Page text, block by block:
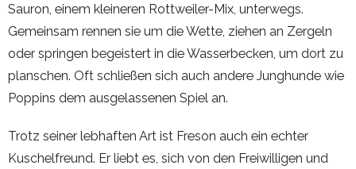
Sauron, einem kleineren Rottweiler-Mix, unterwegs.
Gemeinsam rennen sie um die Wette, ziehen an Zergeln
oder springen begeistert in die Wasserbecken, um dort zu
planschen. Oft schließen sich auch andere Junghunde wie
Poppins dem ausgelassenen Spiel an.
Trotz seiner lebhaften Art ist Freson auch ein echter
Kuschelfreund. Er liebt es, sich von den Freiwilligen und